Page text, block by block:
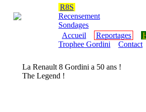
R8S
Recensement
Sondages
Accueil
Reportages
Trophee Gordini
Contact
La Renault 8 Gordini a 50 ans !
The Legend !